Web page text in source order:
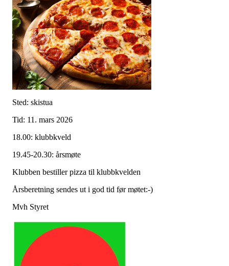
Sted: skistua
Tid: 11. mars 2026
18.00: klubbkveld
19.45-20.30: årsmøte
Klubben bestiller pizza til klubbkvelden
Årsberetning sendes ut i god tid før møtet:-)
Mvh Styret